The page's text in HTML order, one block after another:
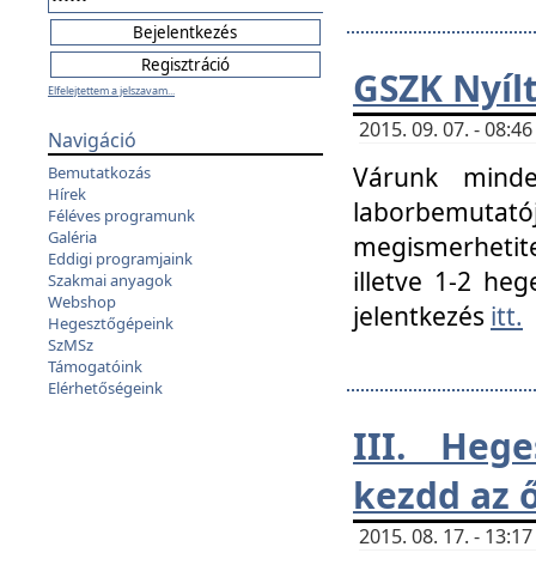
Elfelejtettem a jelszavam...
Navigáció
Bemutatkozás
Hírek
Féléves programunk
Galéria
Eddigi programjaink
Szakmai anyagok
Webshop
Hegesztőgépeink
SzMSz
Támogatóink
Elérhetőségeink
GSZK
2015. 09. 07. -
Várunk
illetve 1-2
jelentkezés itt.
III.
kezdd az
2015. 08. 17. -